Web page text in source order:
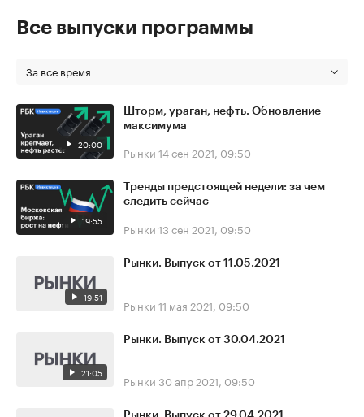
Все выпуски программы
За все время
20:00
Шторм, ураган, нефть. Обновление
максимума
Рынки 14 сен 2021, 09:50
19:55
Тренды предстоящей недели: за чем
следить сейчас
Рынки 13 сен 2021, 09:50
19:51
Рынки. Выпуск от 11.05.2021
Рынки 11 мая 2021, 09:50
21:05
Рынки. Выпуск от 30.04.2021
Рынки 30 апр 2021, 09:50